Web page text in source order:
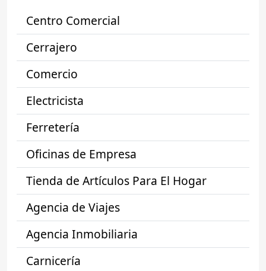
Centro Comercial
Cerrajero
Comercio
Electricista
Ferretería
Oficinas de Empresa
Tienda de Artículos Para El Hogar
Agencia de Viajes
Agencia Inmobiliaria
Carnicería